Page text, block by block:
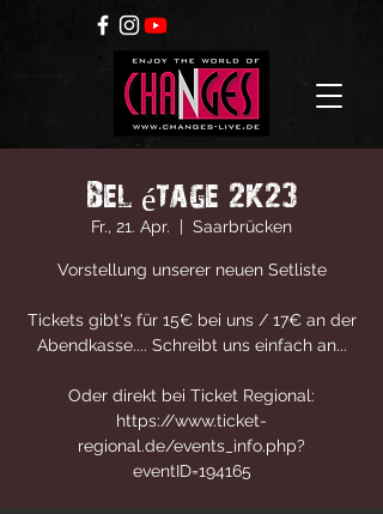
Bel étage 2K23
Fr., 21. Apr.
  |
Saarbrücken
Vorstellung unserer neuen Setliste
Tickets gibt's für 15€ bei uns / 17€ an der
Abendkasse.... Schreibt uns einfach an...
Oder direkt bei Ticket Regional:
https://www.ticket-
regional.de/events_info.php?
eventID=194165